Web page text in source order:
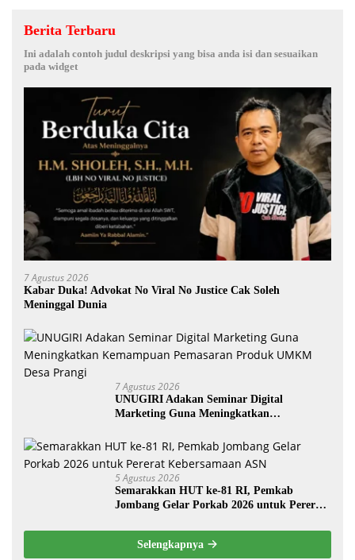
Berita Terbaru
Ini adalah contoh judul deskripsi yang bisa anda isi dan sesuaikan
pada widget
7 Agustus 2026
Kabar Duka! Advokat No Viral No Justice Cak Soleh
Meninggal Dunia
7 Agustus 2026
UNUGIRI Adakan Seminar Digital
Marketing Guna Meningkatkan
Desa Prangi
5 Agustus 2026
Semarakkan HUT ke-81 RI, Pemkab
Jombang Gelar Porkab 2026 untuk Pererat
Selengkapnya